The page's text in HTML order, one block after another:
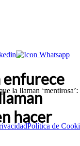
la llaman
Política de
enfurece
hacer